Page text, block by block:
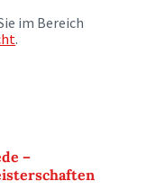
im Bereich
.
–